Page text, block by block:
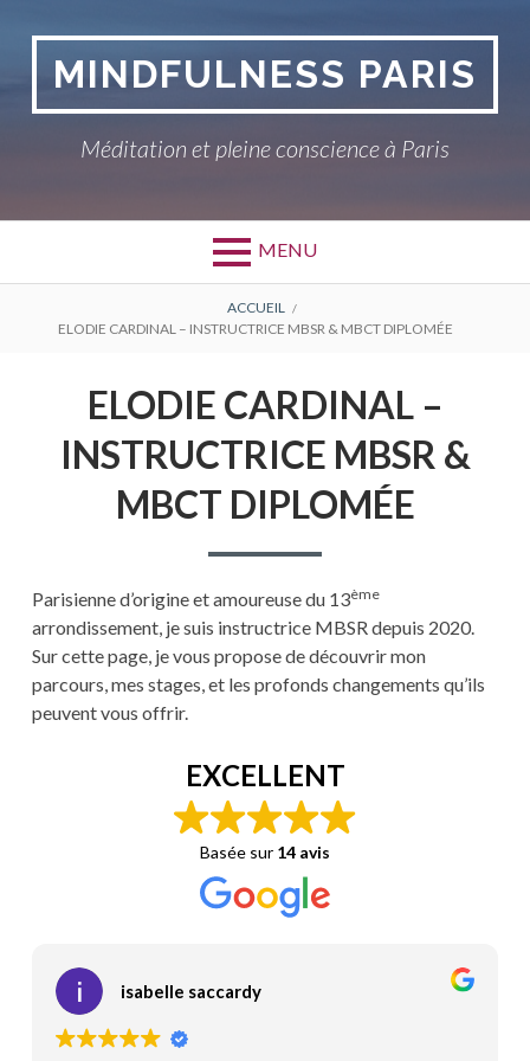
contenuMINDFULNESS PARIS
Méditation et pleine conscience à Paris
MENU
FIL
ACCUEIL
ELODIE CARDINAL – INSTRUCTRICE MBSR & MBCT DIPLOMÉE
ELODIE CARDINAL –
INSTRUCTRICE MBSR &
MBCT DIPLOMÉE
Parisienne d’origine et amoureuse du 13ème
arrondissement, je suis instructrice MBSR depuis 2020.
Sur cette page, je vous propose de découvrir mon
parcours, mes stages, et les profonds changements qu’ils
peuvent vous offrir.
EXCELLENT
Basée sur 14 avis
isabelle saccardy